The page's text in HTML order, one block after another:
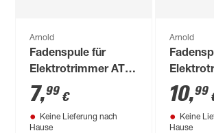
Arnold
Fadenspule für
Elektrotrimmer AT
4.2
7,99 €
Keine Lieferung nach
Hause
Arnold
8.4
10,99
Keine
Hause